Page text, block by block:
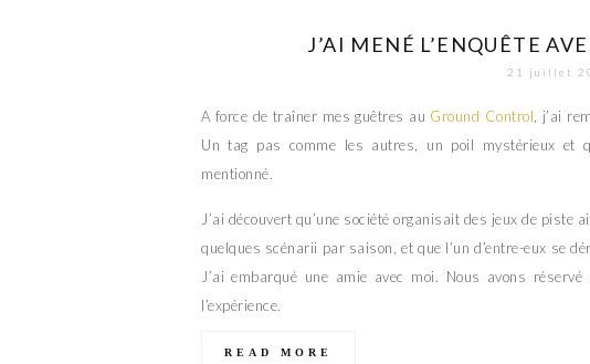
J’AI MENÉ L’ENQUÊTE
21 juillet
A force de traîner mes guêtres au Ground Control , j’ai
Un tag pas comme les autres, un poil mystérieux et
mentionné.
J’ai découvert qu’une société organisait des jeux de piste
quelques scénarii par saison, et que l’un d’entre-eux se
J’ai embarqué une amie avec moi. Nous avons
l’expérience.
READ MORE